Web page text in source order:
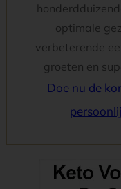
optimale
verbeterende
groeten en
Doe nu de